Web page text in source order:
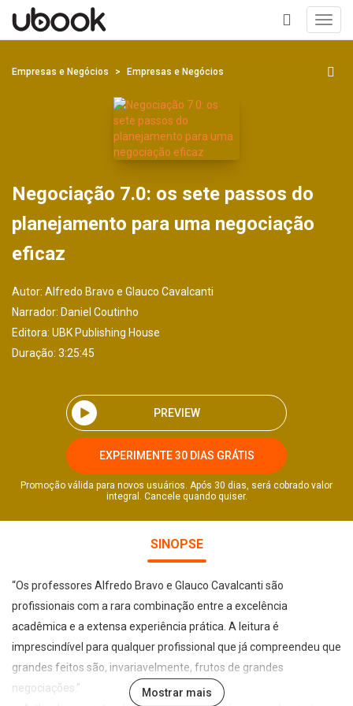
+
Empresas e Negócios Empresas e Negócios
Negociação 7.0: os sete passos do
planejamento para uma negociação
eficaz
Autor: Alfredo Bravo e Glauco Cavalcanti
Narrador: Daniel Coutinho
Editora: UBK Publishing House
Duração: 3:25:45
PREVIEW
EXPERIMENTE 30 DIAS GRÁTIS
Promoção válida para novos usuários. Após 30 dias, será cobrado valor
integral. Cancele quando quiser.
SINOPSE
“Os professores Alfredo Bravo e Glauco Cavalcanti são
profissionais com a rara combinação entre a excelência
acadêmica e a extensa experiência prática. A leitura é
imprescindível para qualquer profissional que já compreendeu que
grandes feitos são, invariavelmente, frutos de grandes
negociações.”
Mostrar mais